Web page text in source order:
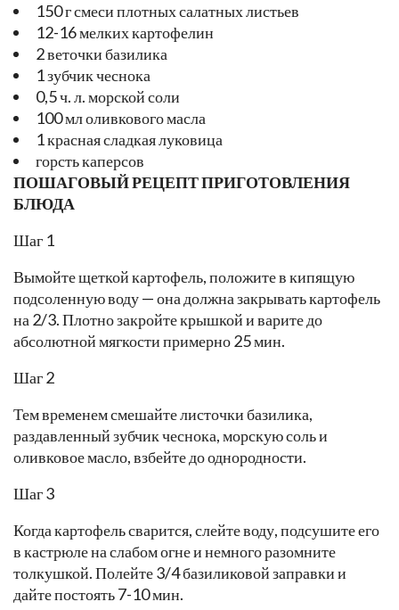
150 г смеси плотных салатных листьев
12-16 мелких картофелин
2 веточки базилика
1 зубчик чеснока
0,5 ч. л. морской соли
100 мл оливкового масла
1 красная сладкая луковица
горсть каперсов
ПОШАГОВЫЙ РЕЦЕПТ ПРИГОТОВЛЕНИЯ
БЛЮДА
Шаг 1
Вымойте щеткой картофель, положите в кипящую
подсоленную воду — она должна закрывать картофель
на 2/3. Плотно закройте крышкой и варите до
абсолютной мягкости примерно 25 мин.
Шаг 2
Тем временем смешайте листочки базилика,
раздавленный зубчик чеснока, морскую соль и
оливковое масло, взбейте до однородности.
Шаг 3
Когда картофель сварится, слейте воду, подсушите его
в кастрюле на слабом огне и немного разомните
толкушкой. Полейте 3/4 базиликовой заправки и
дайте постоять 7-10 мин.